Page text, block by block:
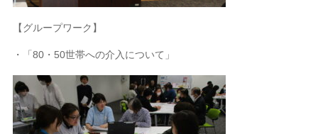
【グループワーク】
・「80・50世帯への介入について」